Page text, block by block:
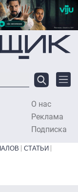
О нас
Реклама
Подписка
СТАТЬИ